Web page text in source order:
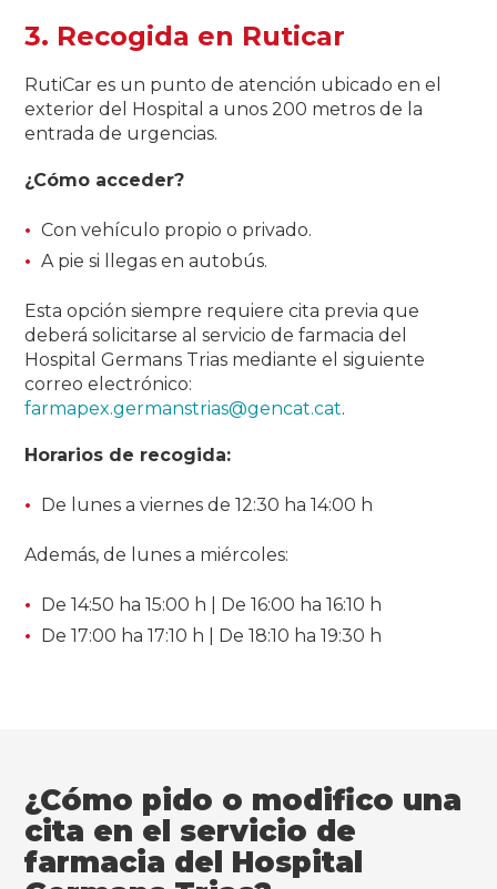
3. Recogida en Ruticar
RutiCar es un punto de atención ubicado en el
exterior del Hospital a unos 200 metros de la
entrada de urgencias.
¿Cómo acceder?
Con vehículo propio o privado.
A pie si llegas en autobús.
Esta opción siempre requiere cita previa que
deberá solicitarse al servicio de farmacia del
Hospital Germans Trias mediante el siguiente
correo electrónico:
farmapex.germanstrias@gencat.cat.
Horarios de recogida:
De lunes a viernes de 12:30 ha 14:00 h
Además, de lunes a miércoles:
De 14:50 ha 15:00 h | De 16:00 ha 16:10 h
De 17:00 ha 17:10 h | De 18:10 ha 19:30 h
¿Cómo pido o modifico una
cita en el servicio de
farmacia del Hospital